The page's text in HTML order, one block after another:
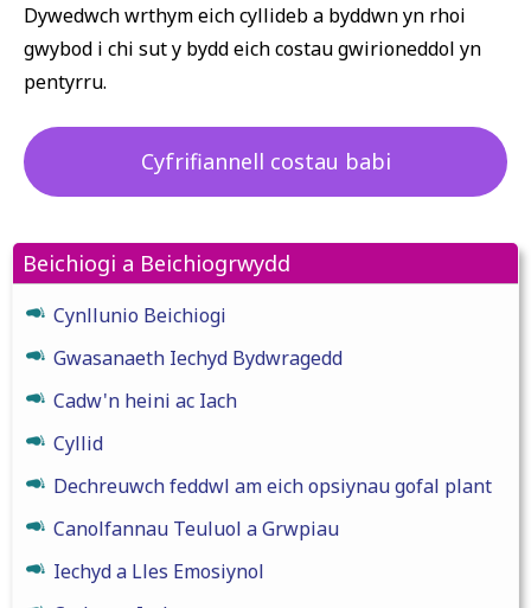
Dywedwch wrthym eich cyllideb a byddwn yn rhoi
gwybod i chi sut y bydd eich costau gwirioneddol yn
pentyrru.
Cyfrifiannell costau babi
Beichiogi a Beichiogrwydd
Cynllunio Beichiogi
Gwasanaeth Iechyd Bydwragedd
Cadw'n heini ac Iach
Cyllid
Dechreuwch feddwl am eich opsiynau gofal plant
Canolfannau Teuluol a Grwpiau
Iechyd a Lles Emosiynol